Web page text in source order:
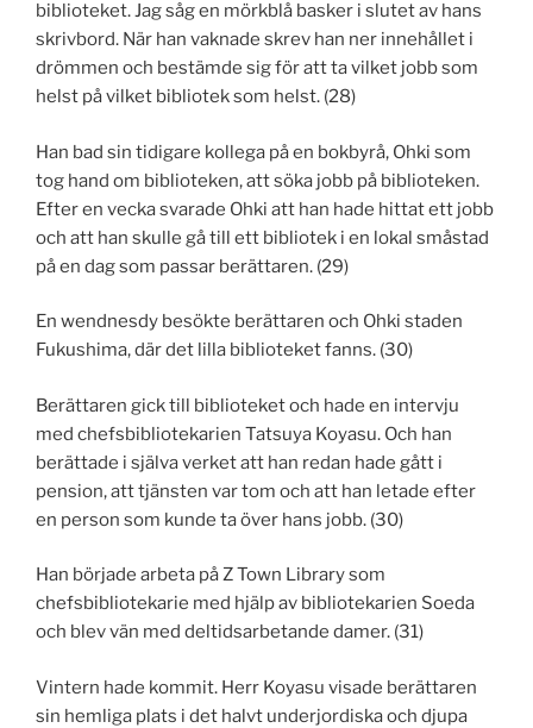
biblioteket. Jag såg en mörkblå basker i slutet av hans
skrivbord. När han vaknade skrev han ner innehållet i
drömmen och bestämde sig för att ta vilket jobb som
helst på vilket bibliotek som helst. (28)
Han bad sin tidigare kollega på en bokbyrå, Ohki som
tog hand om biblioteken, att söka jobb på biblioteken.
Efter en vecka svarade Ohki att han hade hittat ett jobb
och att han skulle gå till ett bibliotek i en lokal småstad
på en dag som passar berättaren. (29)
En wendnesdy besökte berättaren och Ohki staden
Fukushima, där det lilla biblioteket fanns. (30)
Berättaren gick till biblioteket och hade en intervju
med chefsbibliotekarien Tatsuya Koyasu. Och han
berättade i själva verket att han redan hade gått i
pension, att tjänsten var tom och att han letade efter
en person som kunde ta över hans jobb. (30)
Han började arbeta på Z Town Library som
chefsbibliotekarie med hjälp av bibliotekarien Soeda
och blev vän med deltidsarbetande damer. (31)
Vintern hade kommit. Herr Koyasu visade berättaren
sin hemliga plats i det halvt underjordiska och djupa